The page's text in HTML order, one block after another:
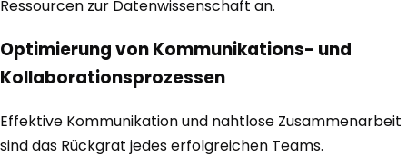
Ressourcen zur Datenwissenschaft an.
Optimierung von Kommunikations- und
Kollaborationsprozessen
Effektive Kommunikation und nahtlose Zusammenarbeit
sind das Rückgrat jedes erfolgreichen Teams.